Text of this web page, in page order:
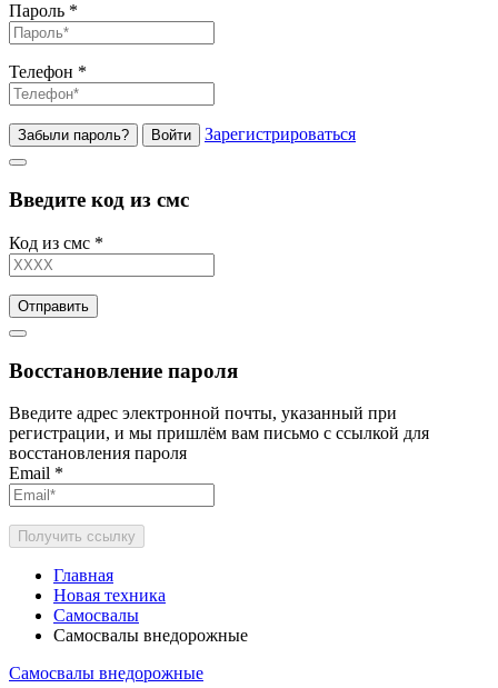
Пароль *
Телефон *
Забыли пароль? Войти Зарегистрироваться
Введите код из смс
Код из смс *
Отправить
Восстановление пароля
Введите адрес электронной почты, указанный при
регистрации, и мы пришлём вам письмо с ссылкой для
восстановления пароля
Email *
Получить ссылку
Главная
Новая техника
Самосвалы
Самосвалы внедорожные
Самосвалы внедорожные